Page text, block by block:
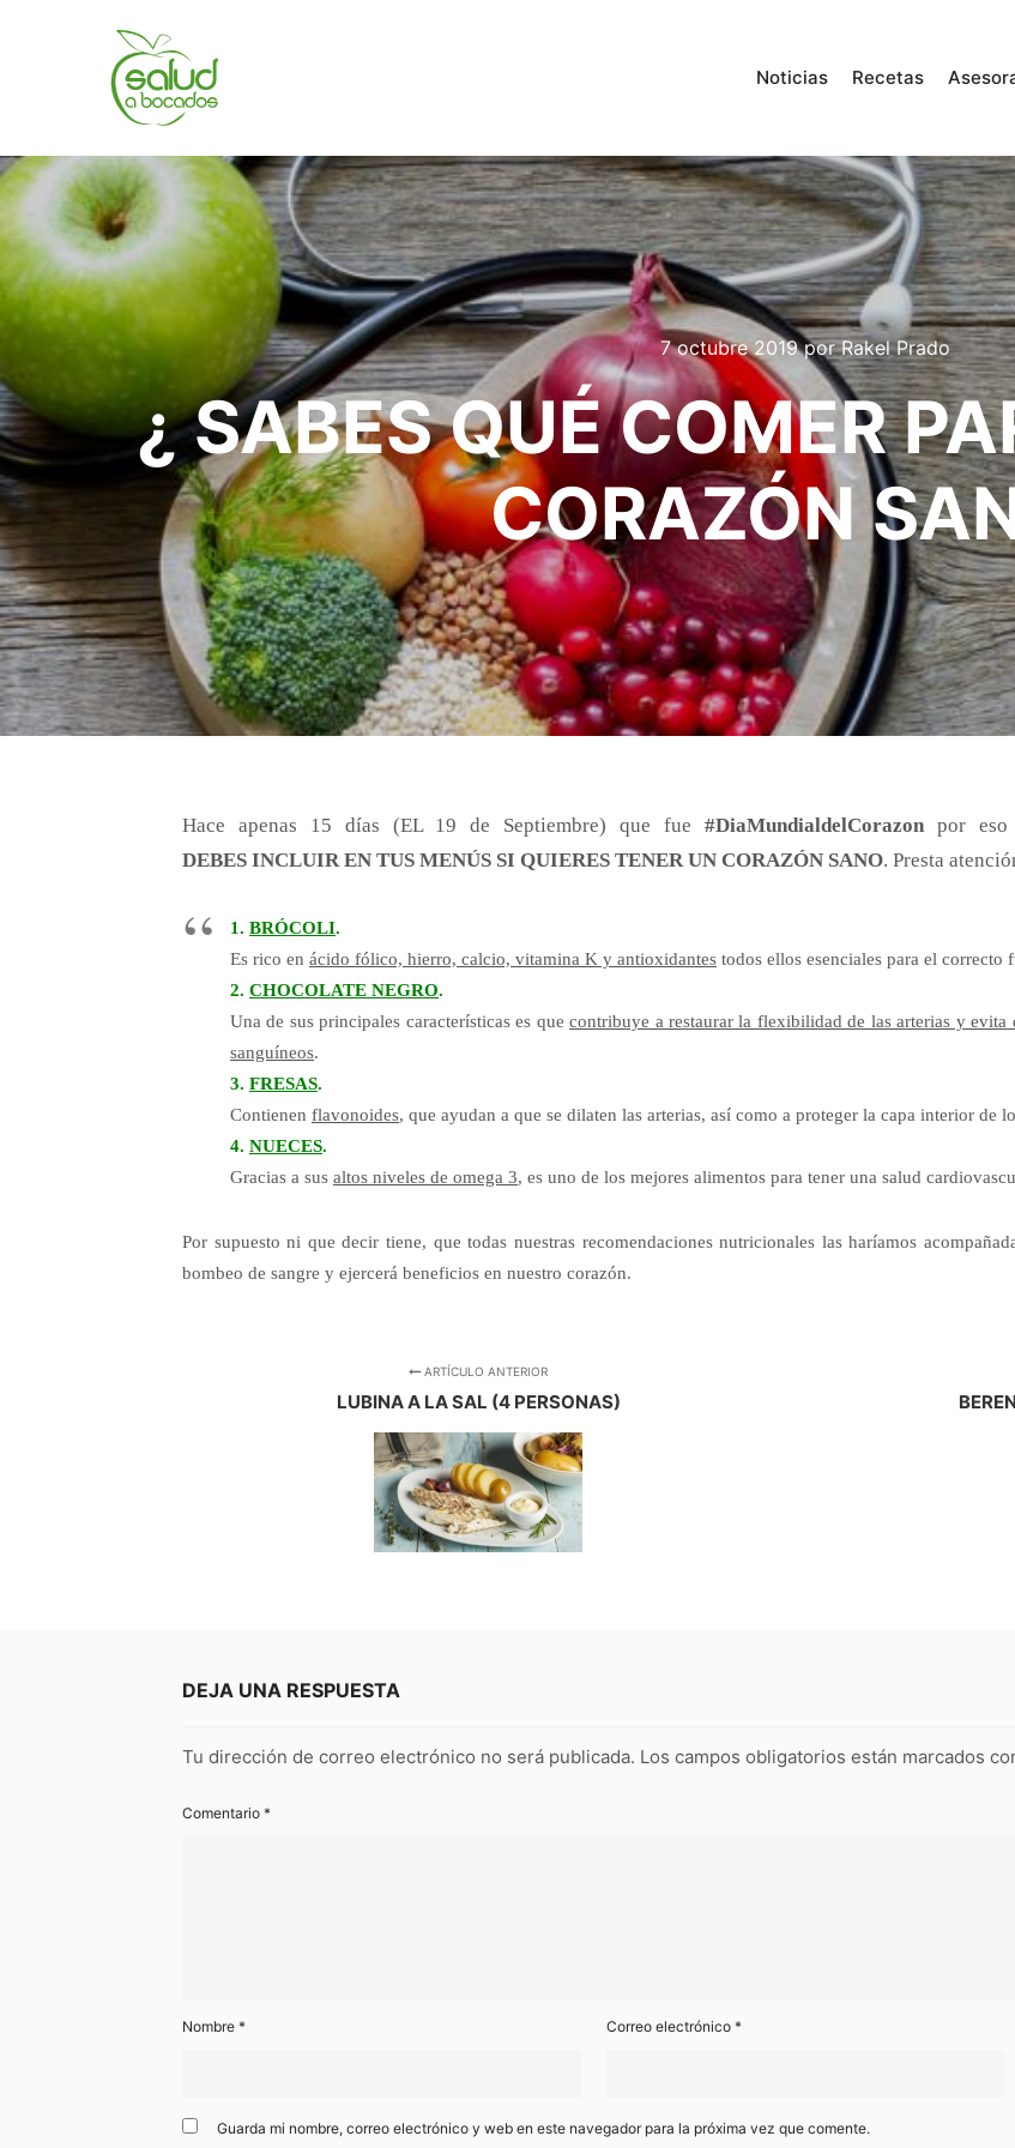
Noticias Recetas
7 octubre 2019porRakel Prado
¿ SABES QUÉ COMER
CORAZÓN
Hace apenas 15 días (EL 19 de Septiembre) que fue #DiaMundialdelCorazonpor eso
DEBES INCLUIR EN TUS MENÚS SI QUIERES TENER UN CORAZÓN SANO. Presta
1. BRÓCOLI.
Es rico en ácido fólico, hierro, calcio, vitamina K y antioxidantes todos ellos esenciales para el correcto
2. CHOCOLATE NEGRO.
Una de sus principales características es quecontribuye a restaurar la flexibilidad de las arterias y evita
sanguíneos.
3. FRESAS.
Contienen flavonoides, que ayudan a que se dilaten las arterias, así como a proteger la capa interior de
4. NUECES.
Gracias a sus altos niveles de omega 3, es uno de los mejores alimentos para tener una salud
Por supuesto ni que decir tiene, que todas nuestras recomendaciones nutricionales las haríamos
bombeo de sangre y ejercerá beneficios en nuestro corazón.
ARTÍCULO ANTERIOR
LUBINA A LA SAL (4 PERSONAS)
DEJA UNA RESPUESTA
Tu dirección de correo electrónico no será publicada. Los campos obligatorios están marcados
Comentario *
Nombre * Correo electrónico *
Guarda mi nombre, correo electrónico y web en este navegador para la próxima vez que comente.